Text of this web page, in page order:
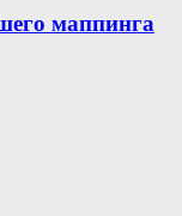
маппинга